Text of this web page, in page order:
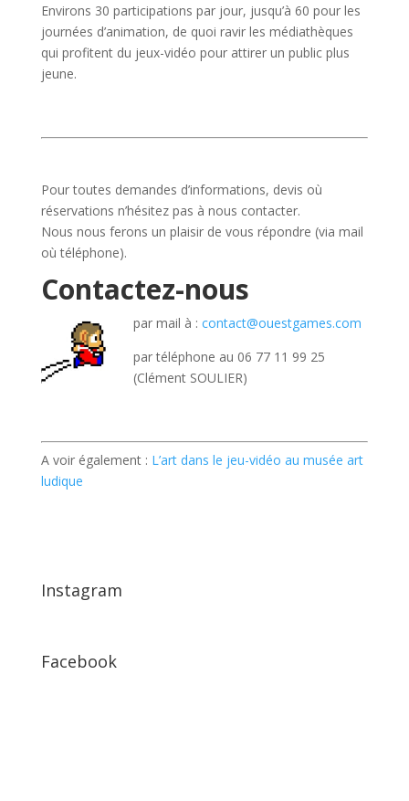
Environs 30 participations par jour, jusqu’à 60 pour les
journées d’animation, de quoi ravir les médiathèques
qui profitent du jeux-vidéo pour attirer un public plus
jeune.
Pour toutes demandes d’informations, devis où
réservations n’hésitez pas à nous contacter.
Nous nous ferons un plaisir de vous répondre (via mail
où téléphone).
Contactez-nous
par mail à : contact@ouestgames.com
par téléphone au 06 77 11 99 25
(Clément SOULIER)
A voir également : L’art dans le jeu-vidéo au musée art
ludique
Instagram
Facebook